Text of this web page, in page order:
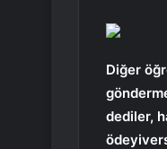
Diğer
dediler,